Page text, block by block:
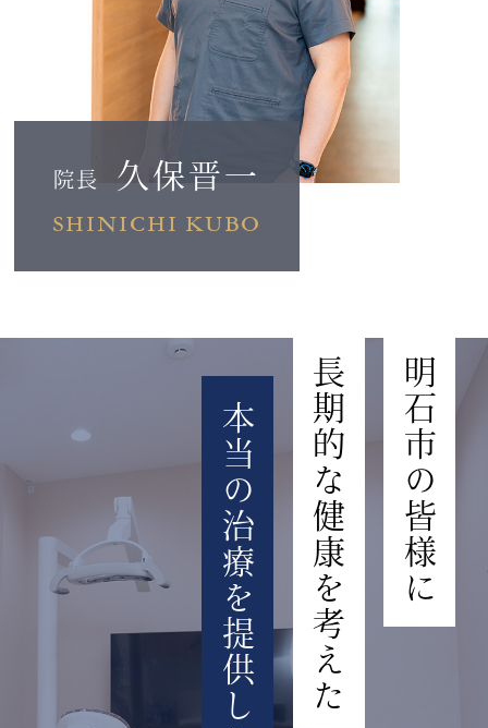
院長 久保晋一
SHINICHI KUBO
本当の治療を提供したい長期的な健康を考えた 明石市の皆様に